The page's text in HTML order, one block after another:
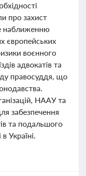
про захист
наближенню
європейських
воєнного
адвокатів та
правосуддя, що
НААУ та
забезпечення
та подальшого
Україні.